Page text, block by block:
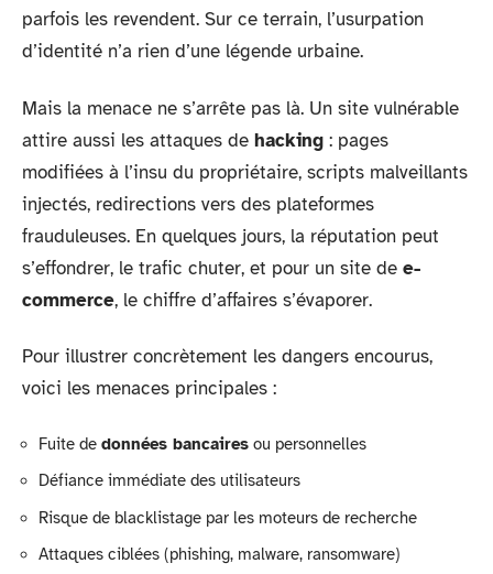
parfois les revendent. Sur ce terrain, l’usurpation
d’identité n’a rien d’une légende urbaine.
Mais la menace ne s’arrête pas là. Un site vulnérable
attire aussi les attaques de hacking : pages
modifiées à l’insu du propriétaire, scripts malveillants
injectés, redirections vers des plateformes
frauduleuses. En quelques jours, la réputation peut
s’effondrer, le trafic chuter, et pour un site de e-
commerce, le chiffre d’affaires s’évaporer.
Pour illustrer concrètement les dangers encourus,
voici les menaces principales :
Fuite de données bancaires ou personnelles
Défiance immédiate des utilisateurs
Risque de blacklistage par les moteurs de recherche
Attaques ciblées (phishing, malware, ransomware)